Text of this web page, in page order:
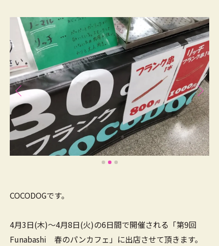
COCODOGです。
4月3日(木)～4月8日(火)の6日間で開催される「第9回
Funabashi 春のパンカフェ」に出店させて頂きます。